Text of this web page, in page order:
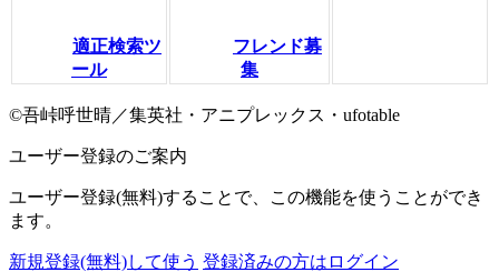
適正検索ツ
ール
フレンド募
集
©吾峠呼世晴／集英社・アニプレックス・ufotable
ユーザー登録のご案内
ユーザー登録(無料)することで、この機能を使うことができ
ます。
新規登録(無料)して使う 登録済みの方はログイン